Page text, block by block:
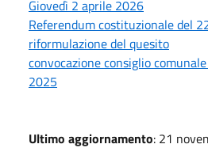
Giovedì 2 aprile 2026
Referendum costituzionale del
riformulazione del quesito
convocazione consiglio
2025
Ultimo aggiornamento: 21